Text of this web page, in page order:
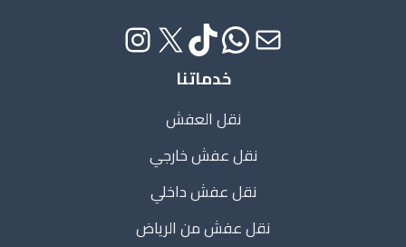
خدماتنا
نقل العفش
نقل عفش خارجي
نقل عفش داخلي
نقل عفش من الرياض